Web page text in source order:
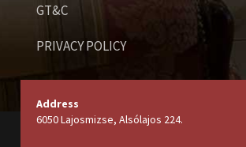
GT&C
PRIVACY POLICY
Address
6050 Lajosmizse, Alsólajos 224.